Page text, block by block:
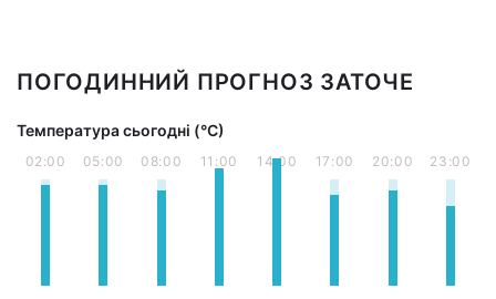
ПОГОДИННИЙ ПРОГНОЗ ЗАТОЧЕ
Температура сьогодні (°С)
02:00 05:00 08:00 11:00 14:00 17:00 20:00 23:00